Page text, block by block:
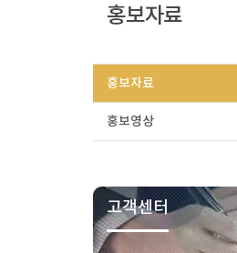
홍보자료
홍보자료
홍보영상
고객센터